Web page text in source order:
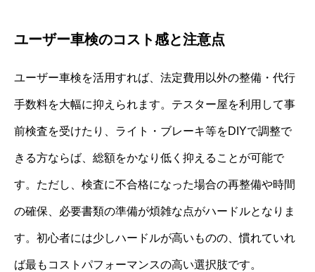
ユーザー車検のコスト感と注意点
ユーザー車検を活用すれば、法定費用以外の整備・代行
手数料を大幅に抑えられます。テスター屋を利用して事
前検査を受けたり、ライト・ブレーキ等をDIYで調整で
きる方ならば、総額をかなり低く抑えることが可能で
す。ただし、検査に不合格になった場合の再整備や時間
の確保、必要書類の準備が煩雑な点がハードルとなりま
す。初心者には少しハードルが高いものの、慣れていれ
ば最もコストパフォーマンスの高い選択肢です。